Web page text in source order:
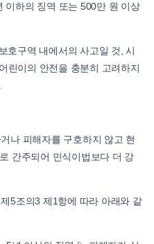
이하의 징역 또는 500만 원 이상
호구역 내에서의 사고일 것, 시
린이의 안전을 충분히 고려하지
나 피해자를 구호하지 않고 현
간주되어 민식이법보다 더 강
5조의3 제1항에 따라 아래와 같